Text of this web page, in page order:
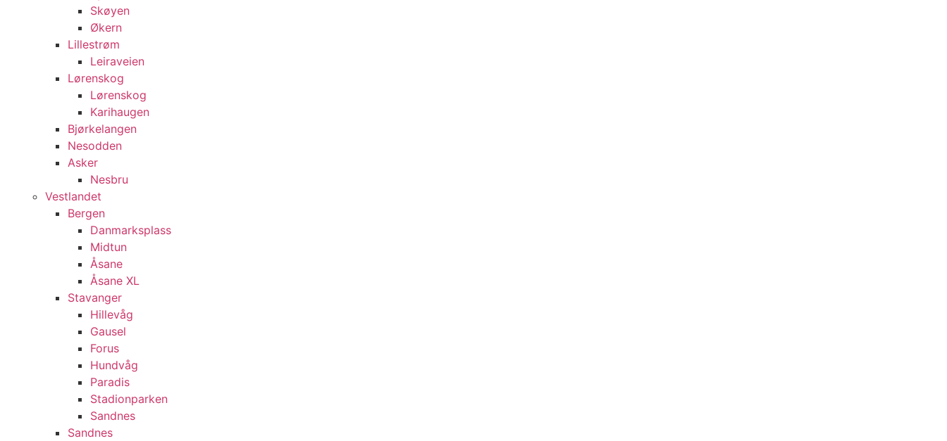
Skøyen
Økern
Lillestrøm
Leiraveien
Lørenskog
Lørenskog
Karihaugen
Bjørkelangen
Nesodden
Asker
Nesbru
Vestlandet
Bergen
Danmarksplass
Midtun
Åsane
Åsane XL
Stavanger
Hillevåg
Gausel
Forus
Hundvåg
Paradis
Stadionparken
Sandnes
Sandnes